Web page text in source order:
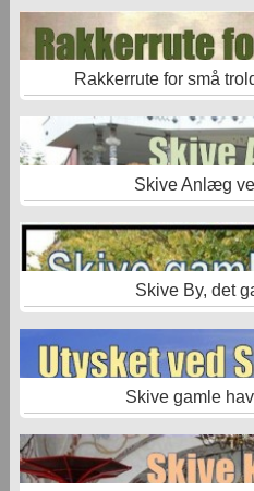
Rakkerrute for små
Skive Anlæg
Skive By, det
Skive gamle